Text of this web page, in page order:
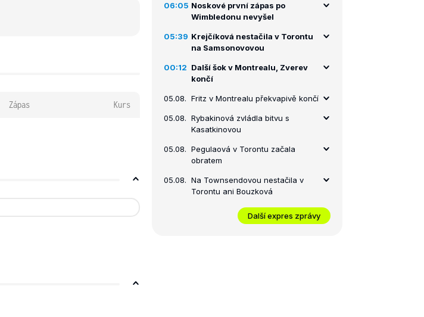
Zápas Kurs
06:05 Noskové první zápas po
Wimbledonu nevyšel
05:39 Krejčíková nestačila v Torontu
na Samsonovovou
00:12 Další šok v Montrealu, Zverev
končí
05.08. Fritz v Montrealu překvapivě končí
05.08. Rybakinová zvládla bitvu s
Kasatkinovou
05.08. Pegulaová v Torontu začala
obratem
05.08. Na Townsendovou nestačila v
Torontu ani Bouzková
Další expres zprávy